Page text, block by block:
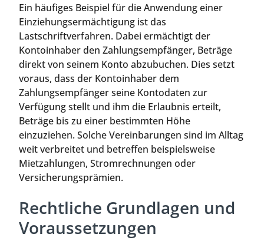
Ein häufiges Beispiel für die Anwendung einer
Einziehungsermächtigung ist das
Lastschriftverfahren. Dabei ermächtigt der
Kontoinhaber den Zahlungsempfänger, Beträge
direkt von seinem Konto abzubuchen. Dies setzt
voraus, dass der Kontoinhaber dem
Zahlungsempfänger seine Kontodaten zur
Verfügung stellt und ihm die Erlaubnis erteilt,
Beträge bis zu einer bestimmten Höhe
einzuziehen. Solche Vereinbarungen sind im Alltag
weit verbreitet und betreffen beispielsweise
Mietzahlungen, Stromrechnungen oder
Versicherungsprämien.
Rechtliche Grundlagen und
Voraussetzungen